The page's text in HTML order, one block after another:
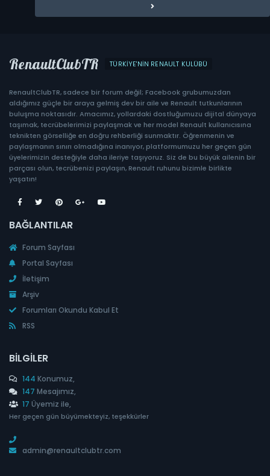
RenaultClubTR TÜRKIYE'NIN RENAULT KULÜBÜ
RenaultClubTR, sadece bir forum değil; Facebook grubumuzdan
aldığımız güçle bir araya gelmiş dev bir aile ve Renault tutkunlarının
buluşma noktasıdır. Amacımız, yollardaki dostluğumuzu dijital dünyaya
taşımak, tecrübelerimizi paylaşmak ve her model Renault kullanıcısına
teknikten görselliğe en doğru rehberliği sunmaktır. Öğrenmenin ve
paylaşmanın sınırı olmadığına inanıyor, platformumuzu her geçen gün
üyelerimizin desteğiyle daha ileriye taşıyoruz. Siz de bu büyük ailenin bir
parçası olun, tecrübenizi paylaşın, Renault ruhunu bizimle birlikte
yaşatın!
BAĞLANTILAR
Forum Sayfası
Portal Sayfası
İletişim
Arşiv
Forumları Okundu Kabul Et
RSS
BILGILER
144 Konumuz,
147 Mesajımız,
17 Üyemiz ile,
Her geçen gün büyümekteyiz, teşekkürler
admin@renaultclubtr.com